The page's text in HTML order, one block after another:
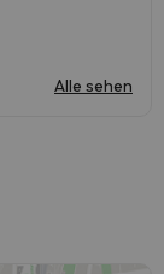
Alle sehen